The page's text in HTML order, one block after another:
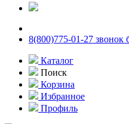
8(800)775-01-27 звонок
Каталог
Поиск
Корзина
Избранное
Профиль